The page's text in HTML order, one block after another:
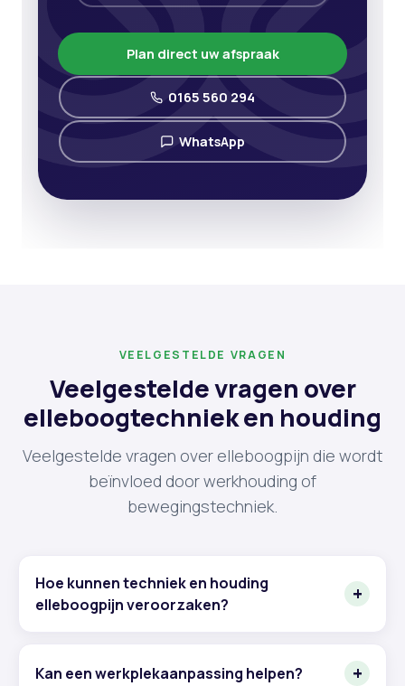
Plan direct uw afspraak
0165 560 294
WhatsApp
VEELGESTELDE VRAGEN
Veelgestelde vragen over
elleboogtechniek en houding
Veelgestelde vragen over elleboogpijn die wordt
beïnvloed door werkhouding of
bewegingstechniek.
Hoe kunnen techniek en houding
elleboogpijn veroorzaken?
Kan een werkplekaanpassing helpen?